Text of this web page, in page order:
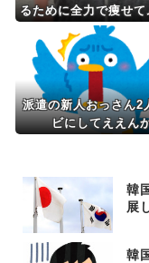
るために全力で痩せて
マッチョになるぞ！
ｗｗｗ
派遣の新人おっさん2
ビにしてええん
韓
展
韓